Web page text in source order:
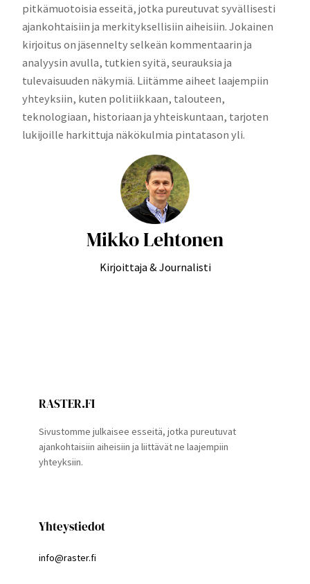
pitkämuotoisia esseitä, jotka pureutuvat syvällisesti
ajankohtaisiin ja merkityksellisiin aiheisiin. Jokainen
kirjoitus on jäsennelty selkeän kommentaarin ja
analyysin avulla, tutkien syitä, seurauksia ja
tulevaisuuden näkymiä. Liitämme aiheet laajempiin
yhteyksiin, kuten politiikkaan, talouteen,
teknologiaan, historiaan ja yhteiskuntaan, tarjoten
lukijoille harkittuja näkökulmia pintatason yli.
Mikko Lehtonen
Kirjoittaja & Journalisti
RASTER.FI
Sivustomme julkaisee esseitä, jotka pureutuvat
ajankohtaisiin aiheisiin ja liittävät ne laajempiin
yhteyksiin.
Yhteystiedot
info@raster.fi